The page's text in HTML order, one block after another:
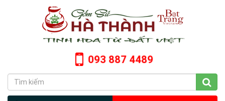
093 887 4489